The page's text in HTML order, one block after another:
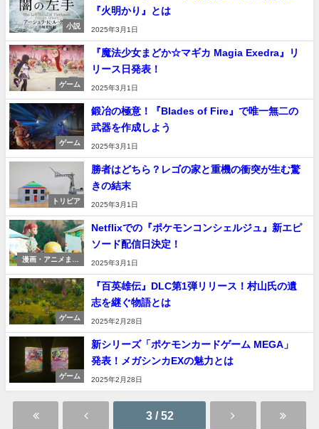
小説
『火明かり』とは
2025年3月1日
ゲーム
『魔法少女まどか☆マギカ Magia Exedra』リ
リース日発表！
2025年3月1日
ゲーム
鍛冶の極意！『Blades of Fire』で唯一無二の
武器を作成しよう
2025年3月1日
トリビア
勝者はどちら？レゴの家と重機の衝突が生む驚
きの結末
2025年3月1日
漫画・アニメまと
Netflixでの『ポケモンコンシェルジュ』新エピ
ソード配信日決定！
2025年3月1日
ゲーム
『百英雄伝』DLC第1弾リリース！村山氏の遺
志を継ぐ物語とは
2025年2月28日
ゲーム
新シリーズ「ポケモンカードゲーム MEGA」
発表！メガシンカEXの魅力とは
2025年2月28日
3 / 52